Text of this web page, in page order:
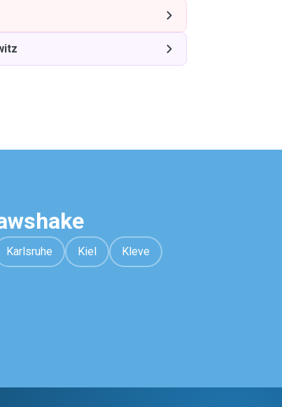
Karlsruhe Kiel Kleve